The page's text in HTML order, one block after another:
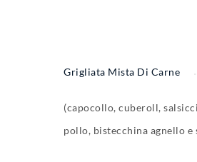
Grigliata Mista Di Carne
(capocollo, cuberoll,
pollo, bistecchina agnello e